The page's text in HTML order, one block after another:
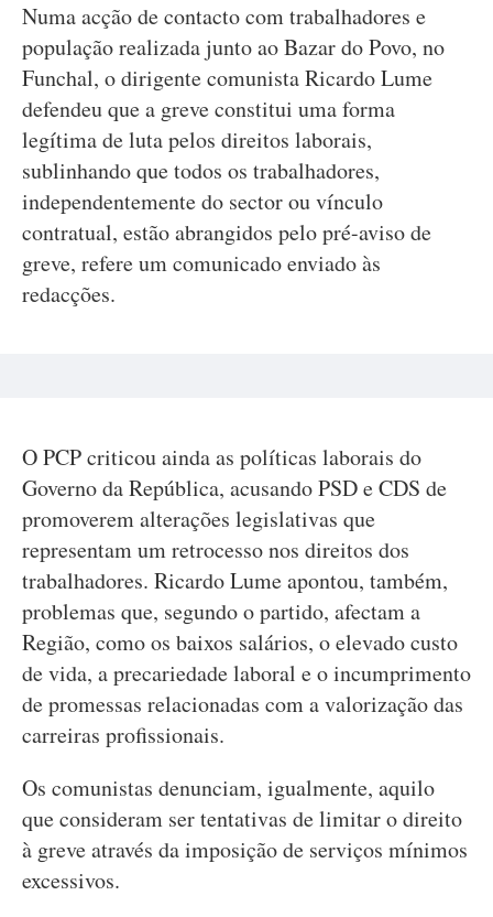
Numa acção de contacto com trabalhadores e
população realizada junto ao Bazar do Povo, no
Funchal, o dirigente comunista Ricardo Lume
defendeu que a greve constitui uma forma
legítima de luta pelos direitos laborais,
sublinhando que todos os trabalhadores,
independentemente do sector ou vínculo
contratual, estão abrangidos pelo pré-aviso de
greve, refere um comunicado enviado às
redacções.
O PCP criticou ainda as políticas laborais do
Governo da República, acusando PSD e CDS de
promoverem alterações legislativas que
representam um retrocesso nos direitos dos
trabalhadores. Ricardo Lume apontou, também,
problemas que, segundo o partido, afectam a
Região, como os baixos salários, o elevado custo
de vida, a precariedade laboral e o incumprimento
de promessas relacionadas com a valorização das
carreiras profissionais.
Os comunistas denunciam, igualmente, aquilo
que consideram ser tentativas de limitar o direito
à greve através da imposição de serviços mínimos
excessivos.